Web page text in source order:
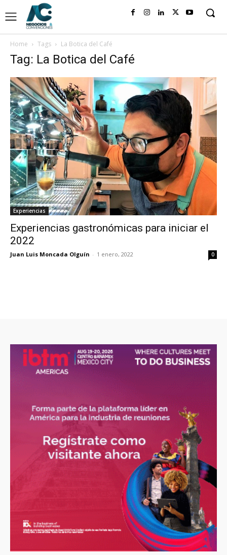
Home Tags La Botica del Café
Tag: La Botica del Café
Experiencias
Experiencias gastronómicas para iniciar el
2022
Juan Luis Moncada Olguín - 1 enero, 2022 0